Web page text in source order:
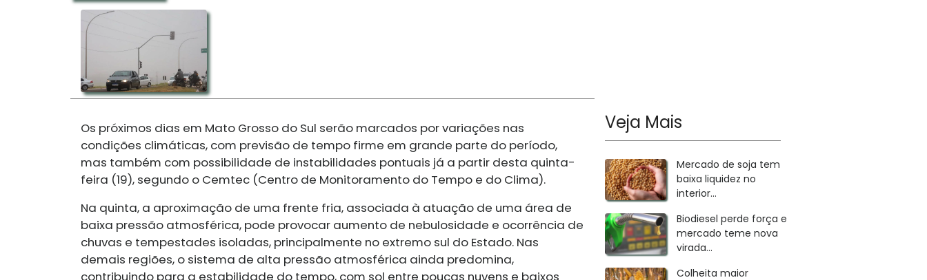
Os próximos dias em Mato Grosso do Sul serão marcados por variações nas
condições climáticas, com previsão de tempo firme em grande parte do período,
mas também com possibilidade de instabilidades pontuais já a partir desta quinta-
feira (19), segundo o Cemtec (Centro de Monitoramento do Tempo e do Clima).
Na quinta, a aproximação de uma frente fria, associada à atuação de uma área de
baixa pressão atmosférica, pode provocar aumento de nebulosidade e ocorrência de
chuvas e tempestades isoladas, principalmente no extremo sul do Estado. Nas
demais regiões, o sistema de alta pressão atmosférica ainda predomina,
Veja Mais
Mercado de soja tem
baixa liquidez no
interior...
Biodiesel perde força e
mercado teme nova
virada...
Colheita maior